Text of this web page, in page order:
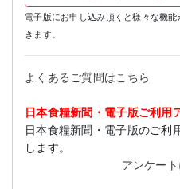
電子版にお申し込み頂くと様々な機
きます。
よくあるご質問はこちら
日本食糧新聞・電子版ご利用
日本食糧新聞・電子版のご利
します。
アンケー